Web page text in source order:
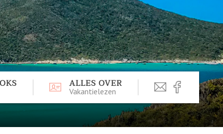
ALLES OVER
Vakantielezen